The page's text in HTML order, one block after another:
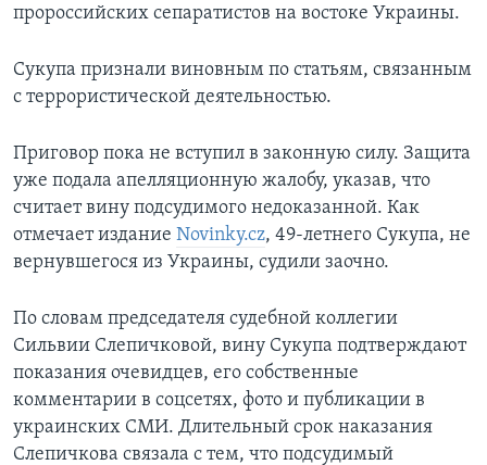
пророссийских сепаратистов на востоке Украины.
Сукупа признали виновным по статьям, связанным
с террористической деятельностью.
Приговор пока не вступил в законную силу. Защита
уже подала апелляционную жалобу, указав, что
считает вину подсудимого недоказанной. Как
отмечает издание Novinky.cz, 49-летнего Сукупа, не
вернувшегося из Украины, судили заочно.
По словам председателя судебной коллегии
Сильвии Слепичковой, вину Сукупа подтверждают
показания очевидцев, его собственные
комментарии в соцсетях, фото и публикации в
украинских СМИ. Длительный срок наказания
Слепичкова связала с тем, что подсудимый